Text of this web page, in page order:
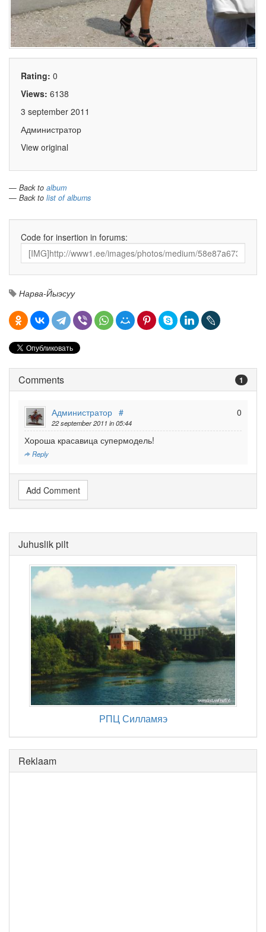
Rating: 0
Views: 6138
3 september 2011
Администратор
View original
— Back to album
— Back to list of albums
Code for insertion in forums:
Нарва-Йыэсуу
Comments 1
0
Администратор #
22 september 2011 in 05:44
Хороша красавица супермодель!
Reply
Add Comment
Juhuslik pilt
РПЦ Силламяэ
Reklaam